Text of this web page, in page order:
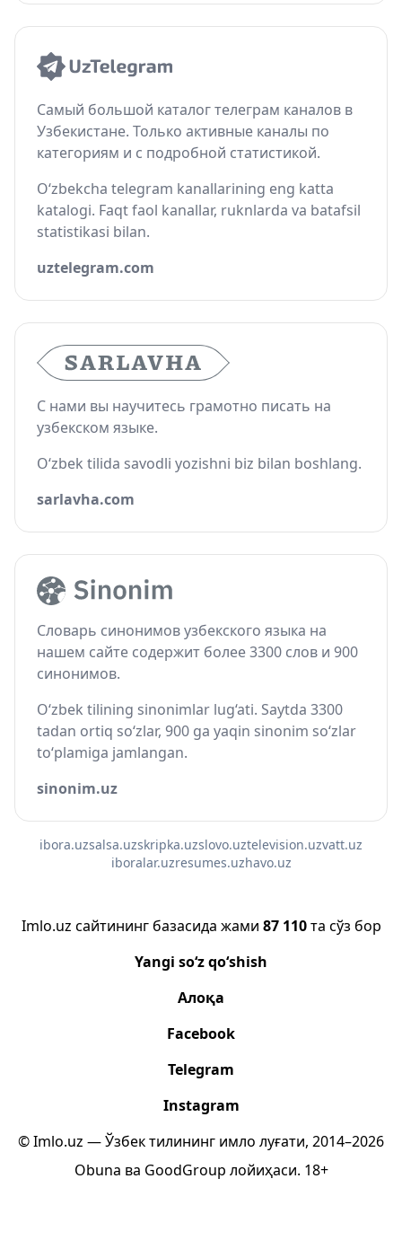
Самый большой каталог телеграм каналов в
Узбекистане. Только активные каналы по
категориям и с подробной статистикой.
O‘zbekcha telegram kanallarining eng katta
katalogi. Faqt faol kanallar, ruknlarda va batafsil
statistikasi bilan.
uztelegram.com
С нами вы научитесь грамотно писать на
узбекском языке.
O‘zbek tilida savodli yozishni biz bilan boshlang.
sarlavha.com
Словарь синонимов узбекского языка на
нашем сайте содержит более 3300 слов и 900
синонимов.
O‘zbek tilining sinonimlar lug‘ati. Saytda 3300
tadan ortiq so‘zlar, 900 ga yaqin sinonim so‘zlar
to‘plamiga jamlangan.
sinonim.uz
ibora.uzsalsa.uzskripka.uzslovo.uztelevision.uzvatt.uz
iboralar.uzresumes.uzhavo.uz
Imlo.uz сайтининг базасида жами 87 110та сўз бор
Yangi so‘z qo‘shish
Алоқа
Facebook
Telegram
Instagram
© Imlo.uz — Ўзбек тилининг имло луғати, 2014–2026
Obuna ва GoodGroup лойиҳаси. 18+